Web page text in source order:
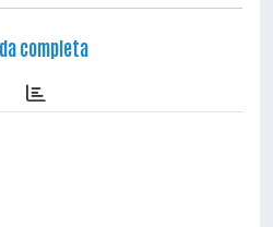
completa